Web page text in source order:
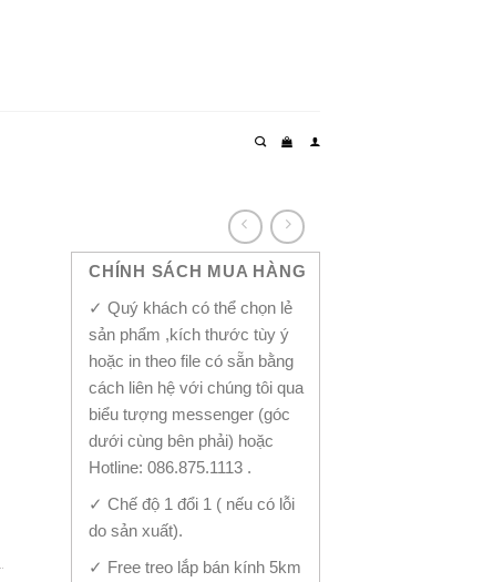
CHÍNH SÁCH MUA HÀNG
✓ Quý khách có thể chọn lẻ
sản phẩm ,kích thước tùy ý
hoặc in theo file có sẵn bằng
cách liên hệ với chúng tôi qua
biểu tượng messenger (góc
dưới cùng bên phải) hoặc
Hotline: 086.875.1113 .
✓ Chế độ 1 đổi 1 ( nếu có lỗi
do sản xuất).
✓ Free treo lắp bán kính 5km